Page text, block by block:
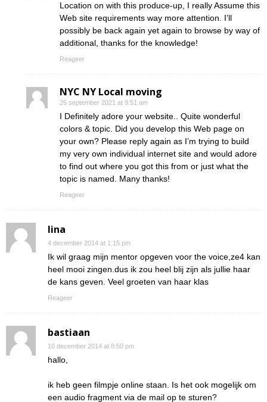
Location on with this produce-up, I really Assume this
Web site requirements way more attention. I’ll
possibly be back again yet again to browse by way of
additional, thanks for the knowledge!
Reageer
NYC NY Local moving
26 september 2021 at 9:51 am
I Definitely adore your website.. Quite wonderful
colors & topic. Did you develop this Web page on
your own? Please reply again as I’m trying to build
my very own individual internet site and would adore
to find out where you got this from or just what the
topic is named. Many thanks!
Reageer
lina
4 december 2014 at 1:15 pm
Ik wil graag mijn mentor opgeven voor the voice,ze4 kan
heel mooi zingen.dus ik zou heel blij zijn als jullie haar
de kans geven. Veel groeten van haar klas
Reageer
bastiaan
10 december 2014 at 8:50 pm
hallo,
ik heb geen filmpje online staan. Is het ook mogelijk om
een audio fragment via de mail op te sturen?